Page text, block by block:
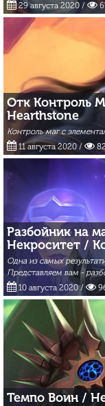
29 августа 2020 /
Отк Контроль
Hearthstone
Контроль маг с
11 августа 2020 /
Разбойник на
Некроситет /
Одна из самых
Представляем вам -
10 августа 2020/
Темпо Воин /